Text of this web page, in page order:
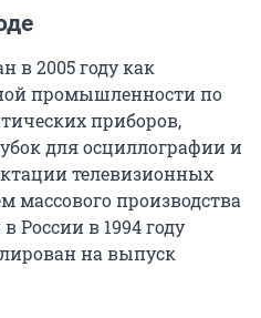
в 2005 году как
промышленности по
приборов,
для осциллографии и
телевизионных
массового производства
России в 1994 году
на выпуск